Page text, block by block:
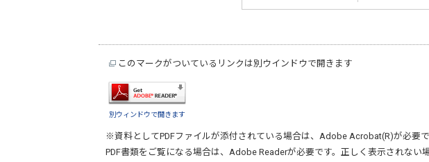
このマークがついているリンクは別ウインドウで開きます
別ウィンドウで開きます
※資料としてPDFファイルが添付されている場合は、 Adobe Acrobat(R)が必要で
PDF書類をご覧になる場合は、 Adobe Readerが必要です。正しく表示されない